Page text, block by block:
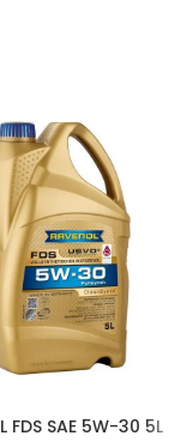
FDS SAE 5W-30 5L